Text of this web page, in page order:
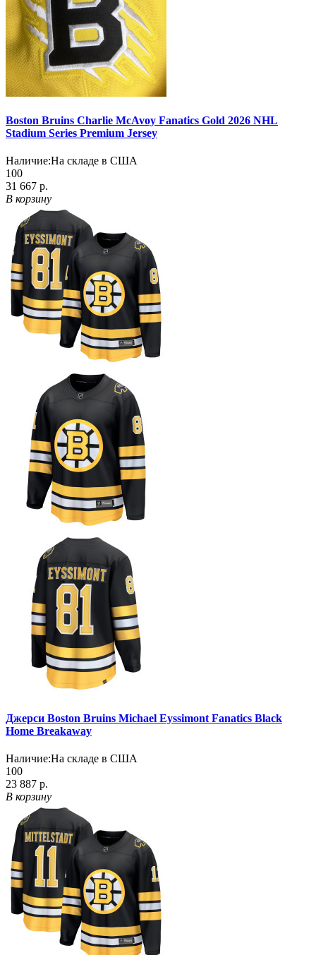
Boston Bruins Charlie McAvoy Fanatics Gold 2026 NHL
Stadium Series Premium Jersey
Наличие:На складе в США
100
31 667 р.
В корзину
Джерси Boston Bruins Michael Eyssimont Fanatics Black
Home Breakaway
Наличие:На складе в США
100
23 887 р.
В корзину